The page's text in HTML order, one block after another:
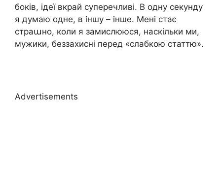
боків, ідеї вкрай суперечливі. В одну секунду
я думаю одне, в іншу – інше. Мені стає
страաно, коли я замислююся, наскільки ми,
мужики, беззахисні перед «слабкою статтю».
Advertisements